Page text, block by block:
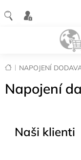
na
obsah
Domů
NAPOJENÍ
Napojení
Naši klienti